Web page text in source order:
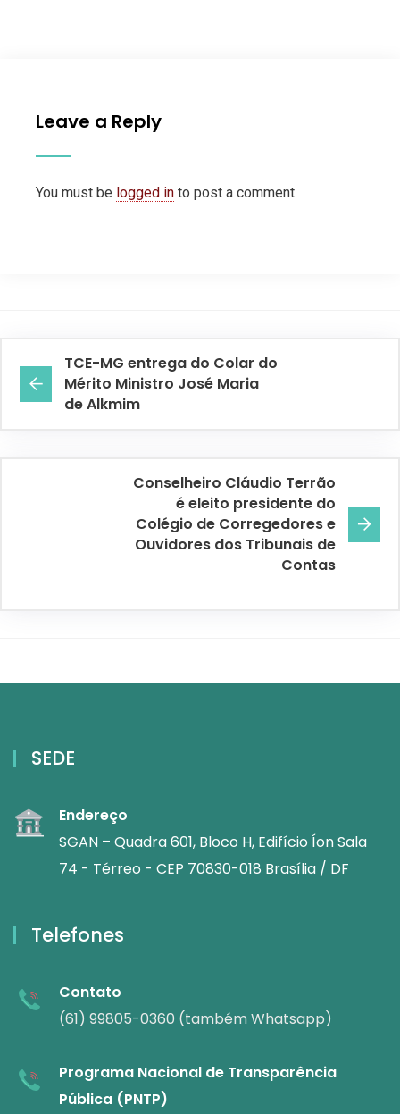
Leave a Reply
You must be logged in to post a comment.
TCE-MG entrega do Colar do
Mérito Ministro José Maria
de Alkmim
Conselheiro Cláudio Terrão
é eleito presidente do
Colégio de Corregedores e
Ouvidores dos Tribunais de
Contas
SEDE
Endereço
SGAN – Quadra 601, Bloco H, Edifício Íon Sala
74 - Térreo - CEP 70830-018 Brasília / DF
Telefones
Contato
(61) 99805-0360 (também Whatsapp)
Programa Nacional de Transparência
Pública (PNTP)